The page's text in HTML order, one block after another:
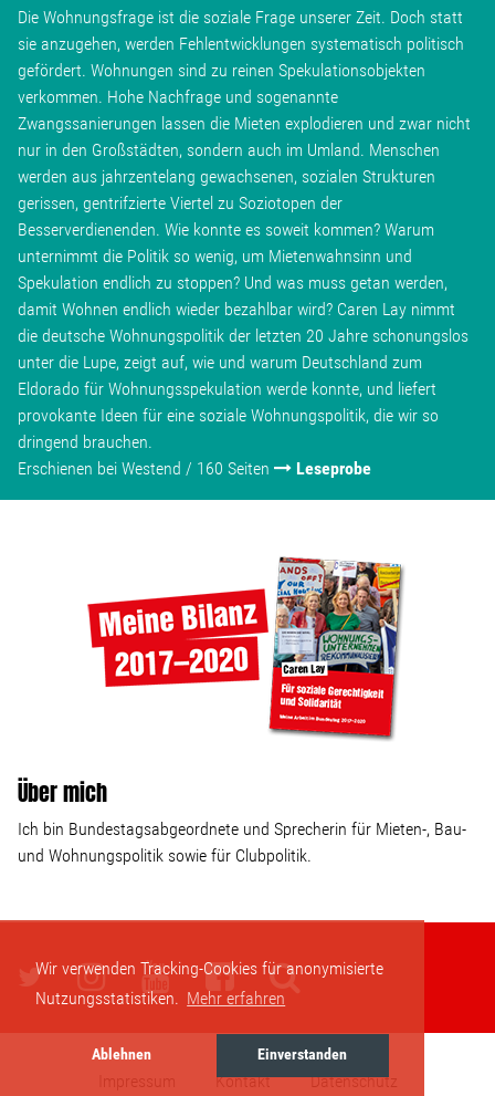
Wir verwenden Tracking-Cookies für anonymisierte
Nutzungsstatistiken. Mehr erfahren
Ablehnen Einverstanden
Die Wohnungsfrage ist die soziale Frage unserer Zeit. Doch statt
sie anzugehen, werden Fehlentwicklungen systematisch politisch
gefördert. Wohnungen sind zu reinen Spekulationsobjekten
verkommen. Hohe Nachfrage und sogenannte
Zwangssanierungen lassen die Mieten explodieren und zwar nicht
nur in den Großstädten, sondern auch im Umland. Menschen
werden aus jahrzentelang gewachsenen, sozialen Strukturen
gerissen, gentrifzierte Viertel zu Soziotopen der
Besserverdienenden. Wie konnte es soweit kommen? Warum
unternimmt die Politik so wenig, um Mietenwahnsinn und
Spekulation endlich zu stoppen? Und was muss getan werden,
damit Wohnen endlich wieder bezahlbar wird? Caren Lay nimmt
die deutsche Wohnungspolitik der letzten 20 Jahre schonungslos
unter die Lupe, zeigt auf, wie und warum Deutschland zum
Eldorado für Wohnungsspekulation werde konnte, und liefert
provokante Ideen für eine soziale Wohnungspolitik, die wir so
dringend brauchen.
Erschienen bei Westend / 160 Seiten
Leseprobe
Über mich
Ich bin Bundestagsabgeordnete und Sprecherin für Mieten-, Bau-
und Wohnungspolitik sowie für Clubpolitik.
Impressum Kontakt Datenschutz